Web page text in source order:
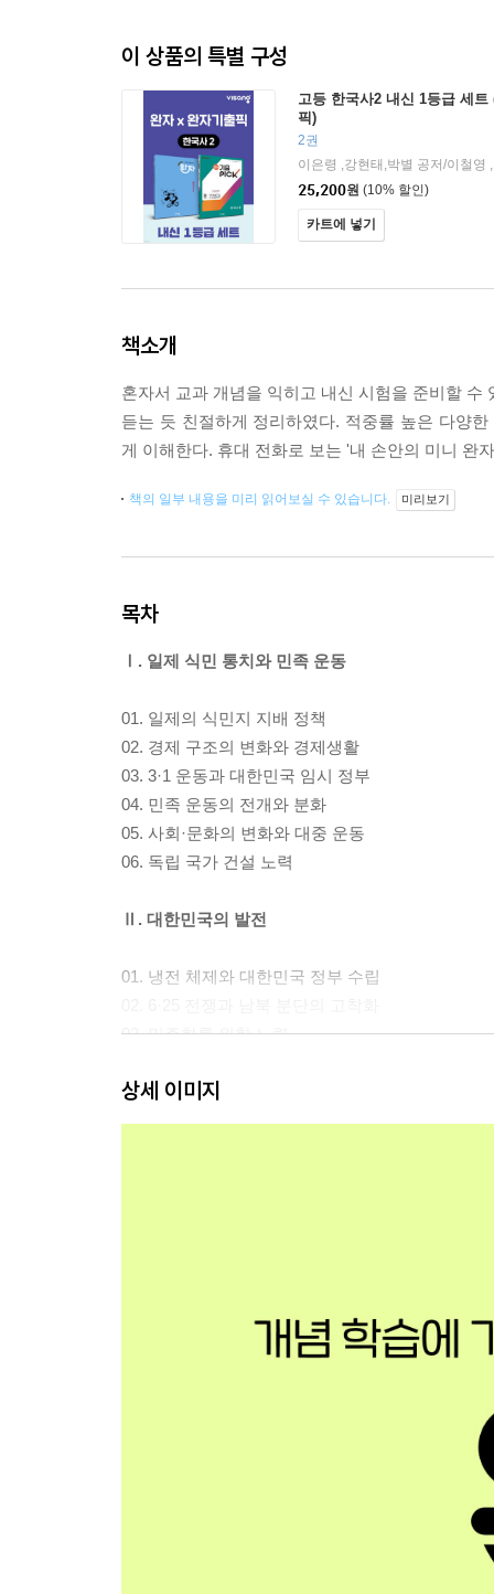
이 상품의 특별 구성
고등 한국사2 내신 1등급 세트
픽)
2권
25,200원 (10% 할인)
카트에 넣기
책소개
혼자서 교과 개념을 익히고 내신 시험을 준비할
듣는 듯 친절하게 정리하였다. 적중률 높은 다양
게 이해한다. 휴대 전화로 보는 '내 손안의 미니 완
책의 일부 내용을 미리 읽어보실 수 있습니다. 미리보기
목차
Ⅰ. 일제 식민 통치와 민족 운동
01. 일제의 식민지 지배 정책
02. 경제 구조의 변화와 경제생활
03. 3·1 운동과 대한민국 임시 정부
04. 민족 운동의 전개와 분화
05. 사회·문화의 변화와 대중 운동
06. 독립 국가 건설 노력
Ⅱ. 대한민국의 발전
01. 냉전 체제와 대한민국 정부 수립
03. 민주화를 위한 노력
Ⅲ. 오늘날의 대한민국
상세 이미지